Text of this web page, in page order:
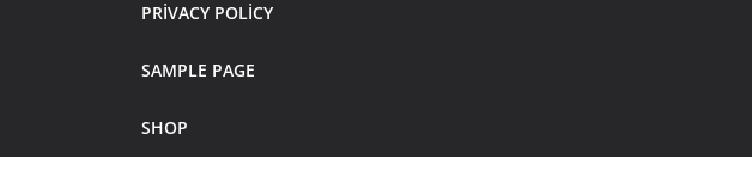
PRIVACY POLICY
SAMPLE PAGE
SHOP